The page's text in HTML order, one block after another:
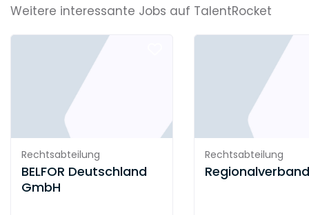
Weitere interessante Jobs auf TalentRocket
Rechtsabteilung
BELFOR Deutschland
GmbH
Rechtsabteilung